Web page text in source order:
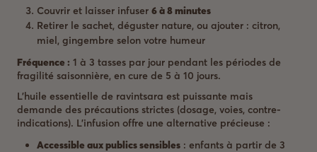
Couvrir et laisser infuser 6 à 8 minutes
Retirer le sachet, déguster nature, ou ajouter : citron,
miel, gingembre selon votre humeur
Fréquence : 1 à 3 tasses par jour pendant les périodes de
fragilité saisonnière, en cure de 5 à 10 jours.
L’huile essentielle de ravintsara est puissante mais
demande des précautions strictes (dosage, voies, contre-
indications). L’infusion offre une alternative précieuse :
Accessible aux publics sensibles : enfants à partir de 3